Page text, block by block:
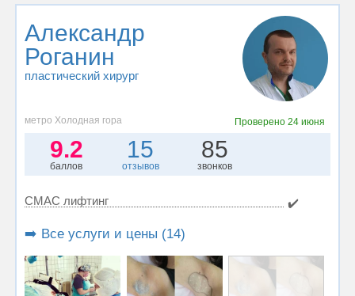
Александр
Роганин
пластический хирург
метро Холодная гора Проверено 24 июня
9.2
баллов
15
отзывов
85
звонков
СМАС лифтинг ✔️
➡️ Все услуги и цены (14)